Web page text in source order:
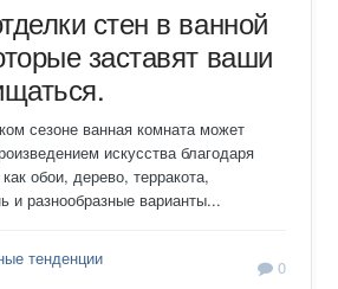
стен в ванной
заставят ваши
сезоне ванная комната может
искусства благодаря
обои, дерево, терракота,
и разнообразные варианты...
тенденции
0